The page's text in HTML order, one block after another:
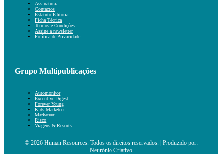
Assinaturas
Contactos
Estatuto Editorial
Ficha Técnica
Termos e Condições
Assine a newsletter
Política de Privacidade
Grupo Multipublicações
Automonitor
Executive Digest
Forever Young
Kids Marketeer
Marketeer
Risco
Viagens & Resorts
© 2026 Human Resources. Todos os direitos reservados. | Produzido por:
Neurónio Criativo